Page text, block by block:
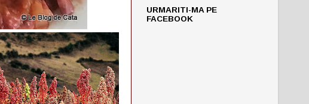
URMARITI-MA PE
FACEBOOK